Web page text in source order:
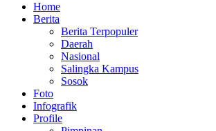
Home
Berita
Berita Terpopuler
Daerah
Nasional
Salingka Kampus
Sosok
Foto
Infografik
Profile